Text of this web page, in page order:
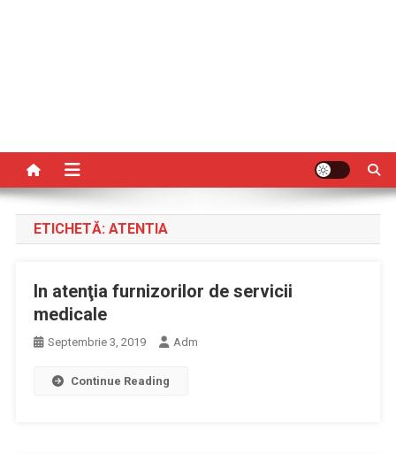
ETICHETĂ: ATENTIA
In atenţia furnizorilor de servicii
medicale
Septembrie 3, 2019 Adm
Continue Reading